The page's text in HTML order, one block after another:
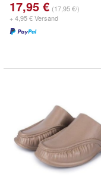
17,95 € (17,95 €/)
+ 4,95 € Versand